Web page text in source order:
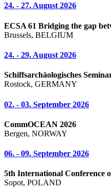
24. - 27. August 2026
ECSA 61 Bridging the gap
Brussels, BELGIUM
24. - 29. August 2026
Schiffsarchäologisches
Rostock, GERMANY
02. - 03. September 2026
CommOCEAN 2026
Bergen, NORWAY
06. - 09. September 2026
5th International Conference
Sopot, POLAND